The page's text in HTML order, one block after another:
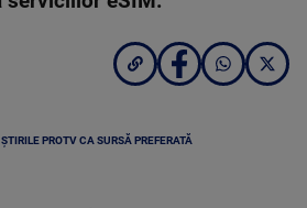
PROTV CA SURSĂ PREFERATĂ